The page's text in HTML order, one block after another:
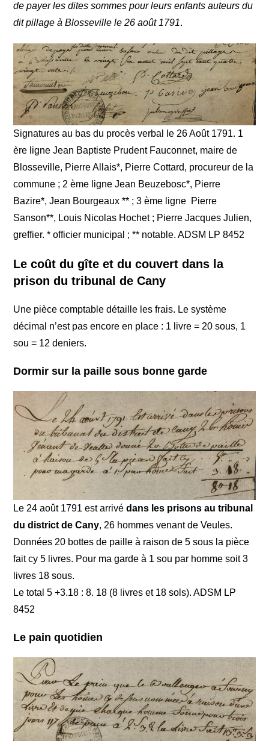
de payer les dites sommes pour leurs enfants auteurs du
dit pillage à Blosseville le 26 août 1791.
Signatures au bas du procès verbal le 26 Août 1791. 1
ère ligne Jean Baptiste Prudent Fauconnet, maire de
Blosseville, Pierre Allais*, Pierre Cottard, procureur de la
commune ; 2 ème ligne Jean Beuzebosc*, Pierre
Bazire*, Jean Bourgeaux ** ; 3 ème ligne Pierre
Sanson**, Louis Nicolas Hochet ; Pierre Jacques Julien,
greffier. * officier municipal ; ** notable. ADSM LP 8452
Le coût du gîte et du couvert dans la
prison du tribunal de Cany
Une pièce comptable détaille les frais. Le système
décimal n’est pas encore en place : 1 livre = 20 sous, 1
sou = 12 deniers.
Dormir sur la paille sous bonne garde
Le 24 août 1791 est arrivédans les prisons au tribunal
du district de Cany, 26 hommes venant de Veules.
Données 20 bottes de paille à raison de 5 sous la pièce
fait cy 5 livres. Pour ma garde à 1 sou par homme soit 3
livres 18 sous.
Le total 5 +3.18 : 8. 18 (8 livres et 18 sols). ADSM LP
8452
Le pain quotidien